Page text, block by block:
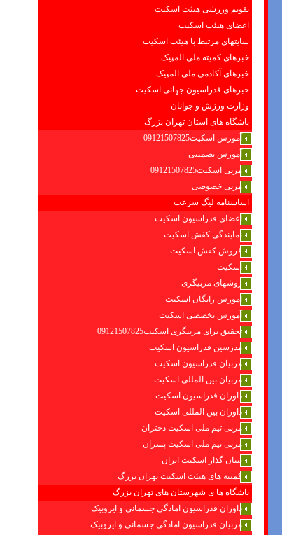
تقویم ورزشی هیئت اسکیت
اعضای هیئت اسکیت
سایتهای مرتبط با هیئت اسکیت
خبرهای کمیته ملی المپیک
خبرهای آکادمی ملی المپیک
خبرهای فدراسیون جهانی اسکیت
وزارت ورزش و جوانان
باشگاه های استان تهران بزرگ
آموزش اسکیت09121507825
آموزش تضمینی
مربی اسکیت09121507825
مربی خصوصی
اساسنامه لیگ سرعت
اعضای فدراسیون اسکیت
نمایندگی کفش اسکیت
فروش کفش اسکیت
اسکیت
روشهای مربیگری
اموزش رایگان اسکیت
آموزش تخصصی اسکیت
تحقیق برای مربیگری اسکیت09121507825
مدرسین فدراسیون اسکیت
مربیان فدراسیون اسکیت
مربیان بین المللی اسکیت
داوران فدراسیون اسکیت
داوران بین المللی اسکیت
مربی تیم ملی اسکیت دختران
مربی تیم ملی اسکیت پسران
بنیان گذار اسکیت ایران
کمیته های هیئت اسکیت تهران بزرگ
باشگاه ها ی شهرستان های تهران بزرگ
داوران فدراسیون امادگی جسمانی و ایروبیک
مربیان فدراسیون امادگی جسمانی و ایروبیک